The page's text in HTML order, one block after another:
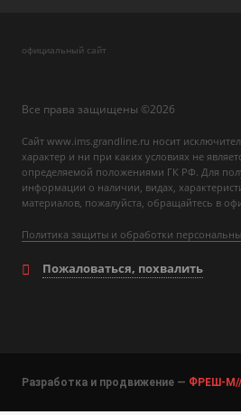
официальный сайт
Все права защищены ©2026
Сайт www.ims.grandline.ru носит
характер и ни при каких условиях не
определяемой положениями ГК РФ. Для
информации о наличии, видах,
материалов, пожалуйста, обращайтесь в
Политика защиты и обработки
Пожаловаться, похвалить
Разработка и продвижение — ФРЕШ-М//